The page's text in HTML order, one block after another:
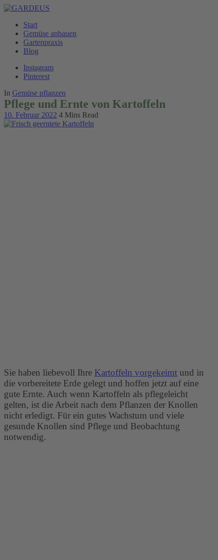
Start
Gemüse anbauen
Gartenpraxis
Blog
Instagram
Pinterest
In Gemüse pflanzen
Pflege und Ernte von Kartoffeln
10. Februar 2022 4 Mins Read
Sie haben liebevoll Ihre Kartoffeln vorgekeimt und in
die vorbereitete Erde gelegt und hoffen jetzt auf eine
gute Ernte. Auch wenn Kartoffeln als pflegeleicht
gelten, ist die Arbeit nach dem Pflanzen der Knollen
nicht erledigt. Für ein gutes Wachstum und viele
gesunde Knollen sind Pflege und Beobachtung
notwendig.